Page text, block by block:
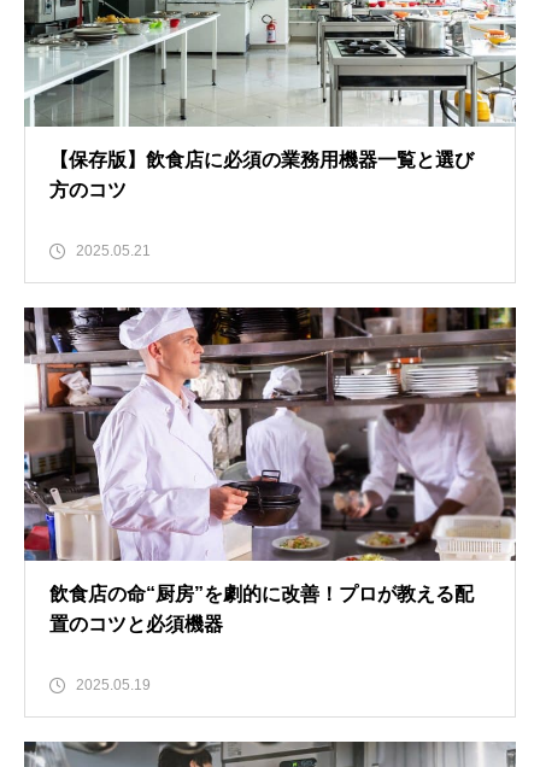
【保存版】飲食店に必須の業務用機器一覧と選び
方のコツ
2025.05.21
飲食店の命“厨房”を劇的に改善！プロが教える配
置のコツと必須機器
2025.05.19